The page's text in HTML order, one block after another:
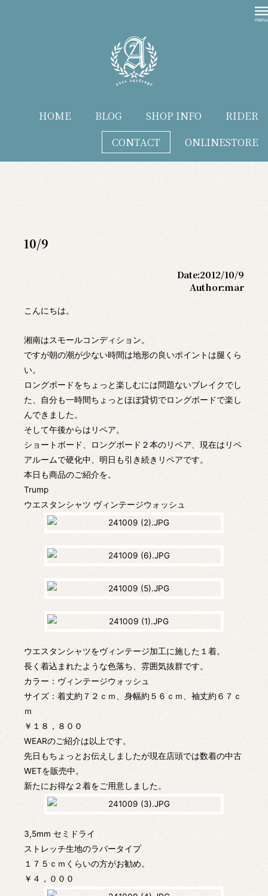
HOME BLOG SHOP INFO
RIDER
CONTACT
ONLINESTORE
10/9
Date:2012/10/9
Author:mar
こんにちは。
湘南はスモールコンディション。
ですが朝の潮が少ない時間は地形の良いポイントは腿くら
い。
ロングボードをちょっと楽しむには問題ないブレイクでし
た、自分も一時間ちょっとほぼ貸切でロングボードで楽し
んできました。
そして午後からはリペア。
ショートボード、ロングボード２本のリペア、現在はリペ
アルームで硬化中、明日も引き続きリペアです。
本日も商品のご紹介を。
Trump
ウエスタンシャツ ヴィンテージウォッシュ
ウエスタンシャツをヴィンテージ加工に施した１着。
長く着込まれたような色落ち、雰囲気抜群です。
カラー：ヴィンテージウォッシュ
サイズ：着丈約７２ｃｍ、身幅約５６ｃｍ、袖丈約６７ｃ
ｍ
￥１８，８００
WEARのご紹介は以上です。
先日もちょっとお伝えしましたが現在店頭では数着の中古
WETを販売中。
新たにお得な２着をご用意しました。
3,5mm セミドライ
ストレッチ生地のラバータイプ
１７５ｃｍくらいの方がお勧め。
￥４，０００